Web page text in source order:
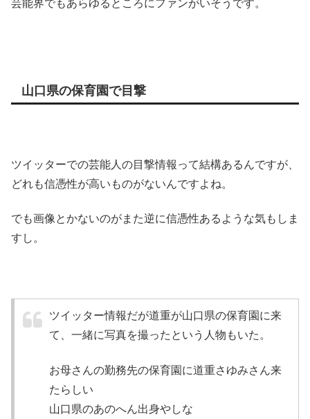
芸能界でもあらゆるところにファンがいそうです。
山口県の保育園で目撃
ツイッターでの芸能人の目撃情報って結構あるんですが、
どれも信憑性が高いものがないんですよね。
でも画像とかないのがまた逆に信憑性あるような気もしま
すし。
ツイッター情報だが道重が山口県の保育園に来
て、一緒に写真を撮った という人物もいた。
お母さんの勤務先の保育園に道重さゆみさん来
たらしい
山口県のあのへん出身やしな